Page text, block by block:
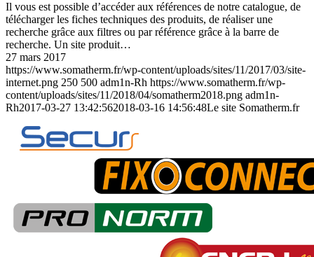
Il vous est possible d’accéder aux références de notre catalogue, de
télécharger les fiches techniques des produits, de réaliser une
recherche grâce aux filtres ou par référence grâce à la barre de
recherche. Un site produit…
27 mars 2017
https://www.somatherm.fr/wp-content/uploads/sites/11/2017/03/site-
internet.png 250 500 adm1n-Rh https://www.somatherm.fr/wp-
content/uploads/sites/11/2018/04/somatherm2018.png adm1n-
Rh2017-03-27 13:42:562018-03-16 14:56:48Le site Somatherm.fr